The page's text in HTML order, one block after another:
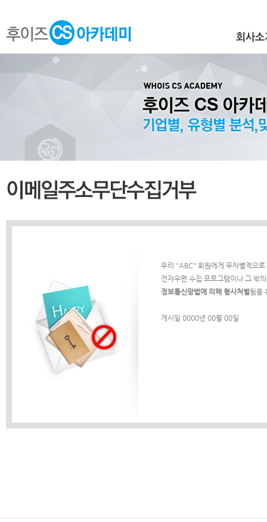
우리 "ABC" 회원에게 무차별적으
전자우편 수집 프로그램이나 그 밖
정보통신망법에 의해 형사처벌됨을
게시일 0000년 00월 00일